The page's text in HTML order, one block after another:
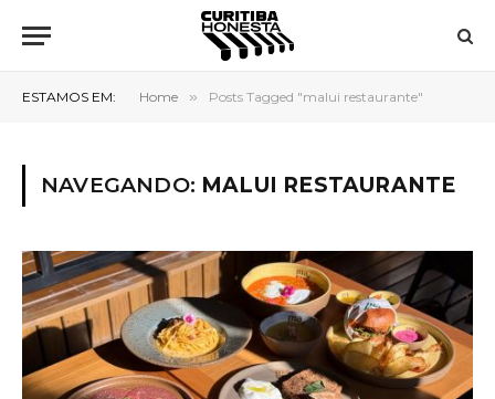
ESTAMOS EM: Home » Posts Tagged "malui restaurante"
NAVEGANDO: MALUI RESTAURANTE